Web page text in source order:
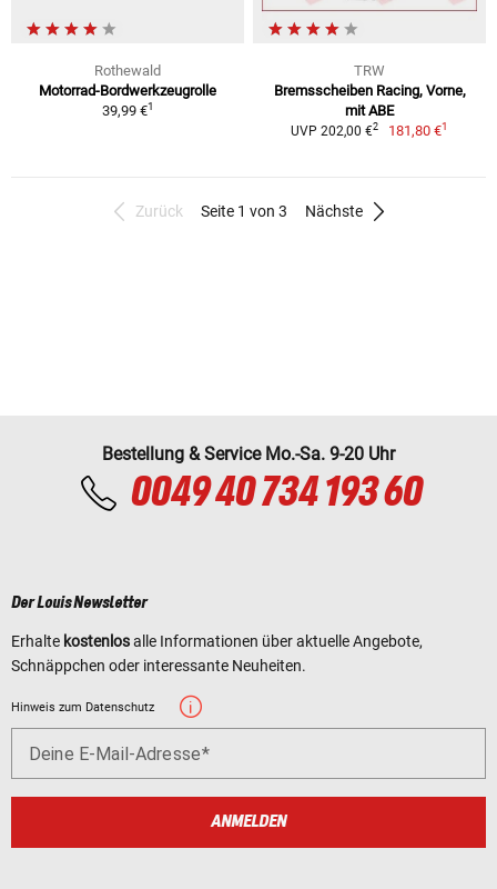
Rothewald
Motorrad-Bordwerkzeugrolle
39,99 €1
TRW
Bremsscheiben Racing, Vorne,
mit ABE
UVP 202,00 €2 181,80 €1
Zurück Seite 1 von 3 Nächste
Bestellung & Service Mo.-Sa. 9-20 Uhr
0049 40 734 193 60
Der Louis Newsletter
Erhalte kostenlosalle Informationen über aktuelle Angebote,
Schnäppchen oder interessante Neuheiten.
Hinweis zum Datenschutz
Deine E-Mail-Adresse
ANMELDEN